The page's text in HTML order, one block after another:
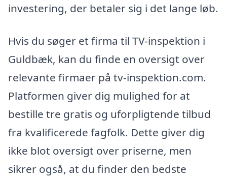
investering, der betaler sig i det lange løb.
Hvis du søger et firma til TV-inspektion i
Guldbæk, kan du finde en oversigt over
relevante firmaer på tv-inspektion.com.
Platformen giver dig mulighed for at
bestille tre gratis og uforpligtende tilbud
fra kvalificerede fagfolk. Dette giver dig
ikke blot oversigt over priserne, men
sikrer også, at du finder den bedste